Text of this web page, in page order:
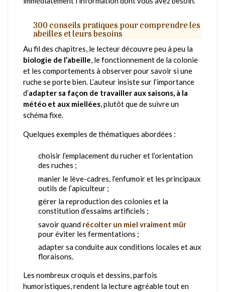
300 conseils pratiques pour comprendre les
abeilles et leurs besoins
Au fil des chapitres, le lecteur découvre peu à peu la
biologie de l’abeille, le fonctionnement de la colonie
et les comportements à observer pour savoir si une
ruche se porte bien. L’auteur insiste sur l’importance
d’adapter sa façon de travailler aux saisons, à la
météo et aux miellées, plutôt que de suivre un
schéma fixe.
Quelques exemples de thématiques abordées :
choisir l’emplacement du rucher et l’orientation
des ruches ;
manier le lève-cadres, l’enfumoir et les principaux
outils de l’apiculteur ;
gérer la reproduction des colonies et la
constitution d’essaims artificiels ;
savoir quand récolter un miel vraiment mûr
pour éviter les fermentations ;
adapter sa conduite aux conditions locales et aux
floraisons.
Les nombreux croquis et dessins, parfois
humoristiques, rendent la lecture agréable tout en